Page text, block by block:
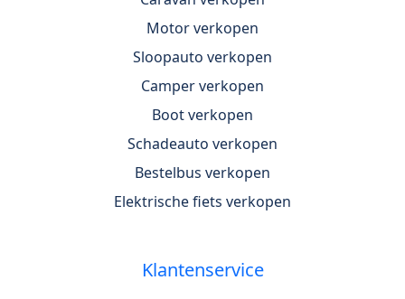
Motor verkopen
Sloopauto verkopen
Camper verkopen
Boot verkopen
Schadeauto verkopen
Bestelbus verkopen
Elektrische fiets verkopen
Klantenservice